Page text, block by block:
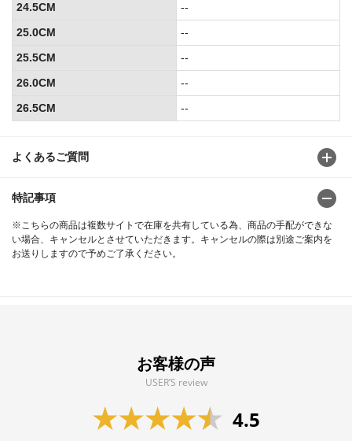
よくあるご質問
特記事項
※こちらの商品は複数サイトで在庫を共有している為、商品の手配ができな
い場合、キャンセルとさせていただきます。キャンセルの際は別途ご案内を
お送りしますので予めご了承ください。
24.5CM
--
25.0CM
--
25.5CM
--
26.0CM
--
26.5CM
--
お客様の声
USER’S review
4.5